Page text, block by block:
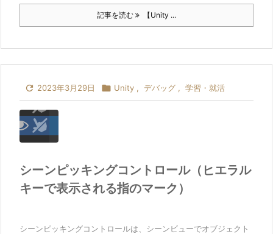
記事を読む 【Unity ...
 2023年3月29日  Unity , デバッグ , 学習・就活
シーンピッキングコントロール（ヒエラル
キーで表示される指のマーク）
シーンピッキングコントロールは、シーンビューでオブジェクト